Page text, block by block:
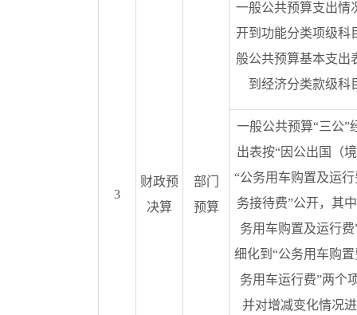
3
财政预
决算
部门
预算
一般公共预算支出情
开到功能分类项级科
般公共预算基本支出
到经济分类款级科
一般公共预算“三公”
出表按“因公出国（
“公务用车购置及运行
务接待费”公开，其
务用车购置及运行费
细化到“公务用车购置
务用车运行费”两个
并对增减变化情况